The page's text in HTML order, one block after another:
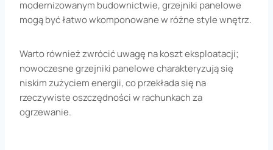
modernizowanym budownictwie, grzejniki panelowe
mogą być łatwo wkomponowane w różne style wnętrz.
Warto również zwrócić uwagę na koszt eksploatacji;
nowoczesne grzejniki panelowe charakteryzują się
niskim zużyciem energii, co przekłada się na
rzeczywiste oszczędności w rachunkach za
ogrzewanie.